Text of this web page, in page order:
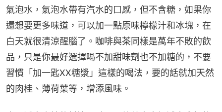
氣泡水，氣泡水帶有汽水的口感，但不含糖，如果你
還想要更多味道，可以加一點原味檸檬汁和冰塊，在
白天就很清涼醒腦了。咖啡與茶同樣是萬年不敗的飲
品，只是你最好選擇喝不加甜味劑也不加糖的，不要
習慣「加一匙XX糖漿」這樣的喝法，要的話就加天然
的肉桂、薄荷葉等，增添風味。